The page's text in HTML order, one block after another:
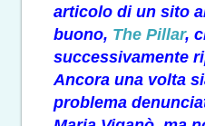
articolo di un sito
buono, The Pillar,
successivamente
Ancora una volta
problema